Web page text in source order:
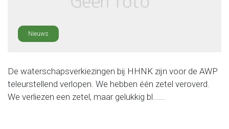
Nieuws
De waterschapsverkiezingen bij HHNK zijn voor de AWP
teleurstellend verlopen. We hebben één zetel veroverd.
We verliezen een zetel, maar gelukkig bl......